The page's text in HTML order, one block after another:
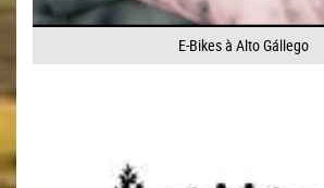
E-Bikes à Alto Gállego